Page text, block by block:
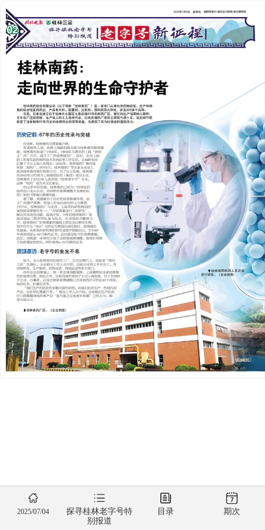
前一版 下一版
2025年07月04日
2025/07/04
探寻桂林老字号特
别报道
目录 期次